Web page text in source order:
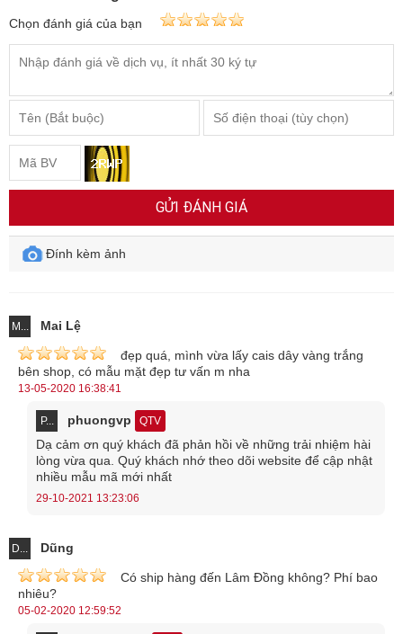
Chọn đánh giá của bạn
GỬI ĐÁNH GIÁ
Đính kèm ảnh
M... Mai Lệ
đẹp quá, mình vừa lấy cais dây vàng trắng
bên shop, có mẫu mặt đẹp tư vấn m nha
13-05-2020 16:38:41
P... phuongvp QTV
Dạ cảm ơn quý khách đã phản hồi về những trải nhiệm hài
lòng vừa qua. Quý khách nhớ theo dõi website để cập nhật
nhiều mẫu mã mới nhất
29-10-2021 13:23:06
D... Dũng
Có ship hàng đến Lâm Đồng không? Phí bao
nhiêu?
05-02-2020 12:59:52